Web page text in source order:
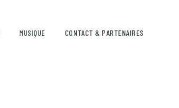
MUSIQUE CONTACT & PARTENAIRES